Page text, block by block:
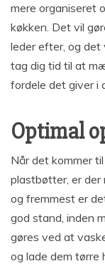
mere organiseret
køkken. Det vil
leder efter, og det
tag dig tid til at
fordele det giver i
Optimal
Når det kommer
plastbøtter, er
og fremmest er
god stand, inden
gøres ved at
og lade dem tørre